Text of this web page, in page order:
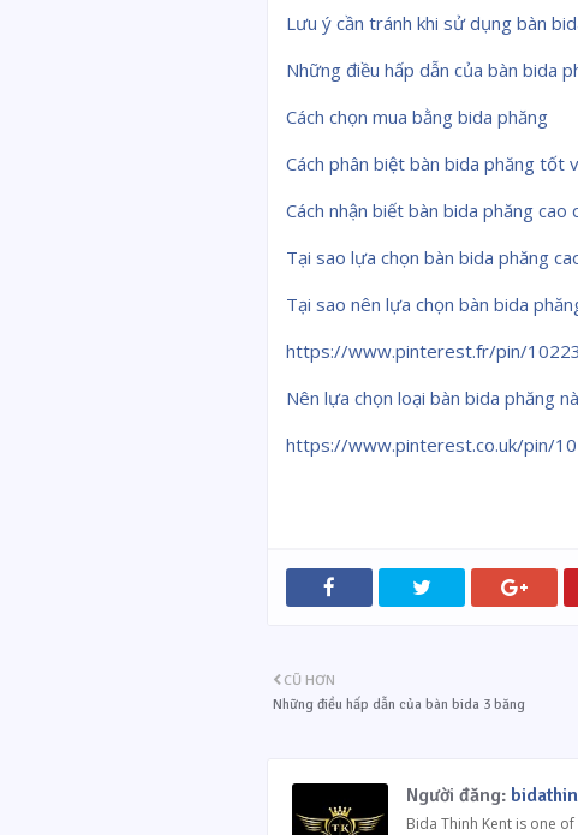
Lưu ý cần tránh khi sử dụng bàn
Những điều hấp dẫn của bàn bida
Cách chọn mua bằng bida phăng
Cách phân biệt bàn bida phăng tốt
Cách nhận biết bàn bida phăng cao
Tại sao lựa chọn bàn bida phăng
Tại sao nên lựa chọn bàn bida
https://www.pinterest.fr/pin/
Nên lựa chọn loại bàn bida phăng
https://www.pinterest.co.uk/pin/
CŨ HƠN
Những điều hấp dẫn của bàn bida 3 băng
Người đăng:
Bida Thinh Kent is one